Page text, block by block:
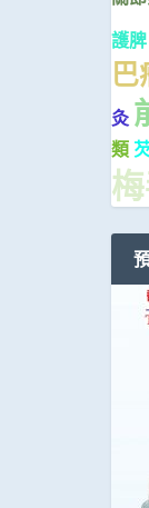
護脾
巴
灸
類